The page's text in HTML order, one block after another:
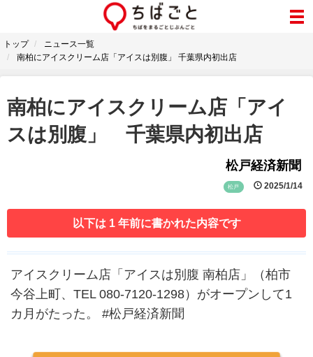
トップ
ニュース一覧
南柏にアイスクリーム店「アイスは別腹」 千葉県内初出店
南柏にアイスクリーム店「アイ
スは別腹」 千葉県内初出店
松戸経済新聞
松戸 2025/1/14
以下は 1 年前に書かれた内容です
アイスクリーム店「アイスは別腹 南柏店」（柏市
今谷上町、TEL 080-7120-1298）がオープンして1
カ月がたった。 #松戸経済新聞